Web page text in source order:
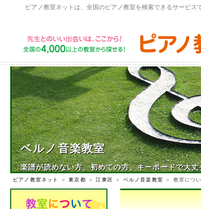
ピアノ教室ネットは、全国のピアノ教室を検索できるサービス
ベルノ音楽教室
楽譜が読めない方、初めての方、キーボードで大丈
ピアノ教室ネット ＞東京都 ＞江東区 ＞ ベルノ音楽教室 ＞ 教室につ